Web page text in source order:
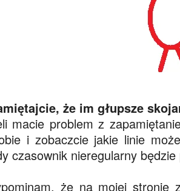
że im głupsze
macie problem z
i zobaczcie jakie linie
czasownik nieregularny
że na mojej stronie